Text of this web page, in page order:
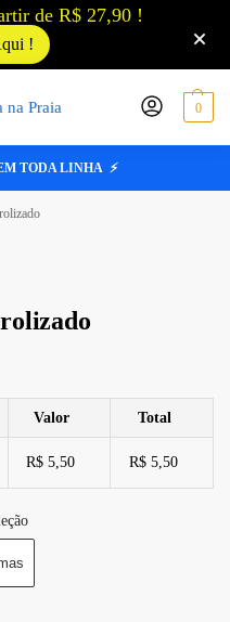
de R$ 27,90 !
!
0
TODA LINHA ⚡
Valor Total
R$ 5,50 R$ 5,50